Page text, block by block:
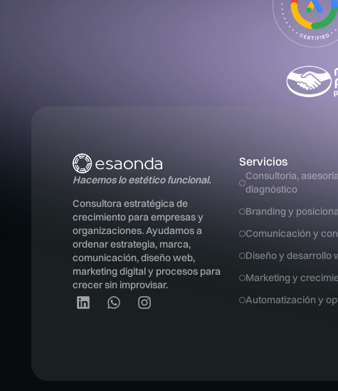
Hacemos lo estético funcional.
Consultora estratégica de
crecimiento para empresas y
organizaciones. Ayudamos a
ordenar estrategia, marca,
comunicación, diseño web,
marketing digital y procesos para
crecer sin improvisar.
Servicios
Consultoria,
diagnóstico
Branding y
Comunicación y
Diseño y desarrollo
Marketing y
Automatización y